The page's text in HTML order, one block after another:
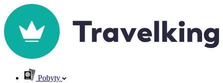
Pobyty